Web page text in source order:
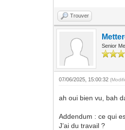
Trouver
Senior
07/06/2025, 15:00:32
ah oui bien vu, bah
Addendum : ce qui
J’ai du travail ?